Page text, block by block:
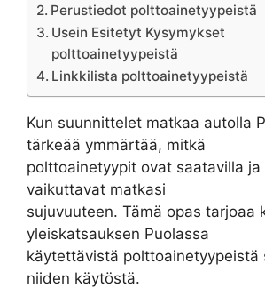
Perustiedot polttoainetyypeistä
Usein Esitetyt Kysymykset
polttoainetyypeistä
Linkkilista polttoainetyypeistä
Kun suunnittelet matkaa autolla
tärkeää ymmärtää, mitkä
polttoainetyypit ovat saatavilla ja
vaikuttavat matkasi
sujuvuuteen. Tämä opas tarjoaa
yleiskatsauksen Puolassa
käytettävistä polttoainetyypeistä
niiden käytöstä.